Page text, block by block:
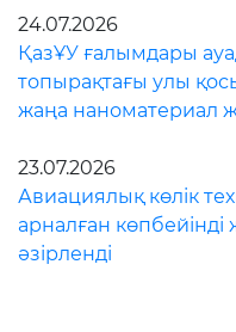
24.07.2026
ҚазҰУ ғалымдары
топырақтағы улы
жаңа наноматериал
23.07.2026
Авиациялық көлік
арналған
әзірленді